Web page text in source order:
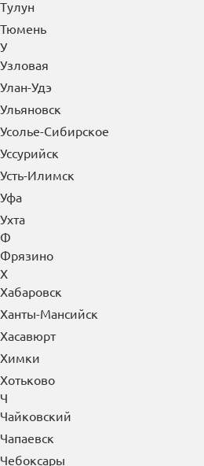
Томск
Троицк
Туапсе
Туймазы
Тула
Тулун
Тюмень
Узловая
Улан-Удэ
Ульяновск
Усолье-Сибирское
Уссурийск
Усть-Илимск
Уфа
Ухта
Ф
Фрязино
Х
Хабаровск
Ханты-Мансийск
Хасавюрт